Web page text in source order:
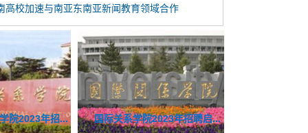
高校加速与南亚东南亚新闻教育领域合作
纲课题组招...
人才招聘启... 中国劳动关系学院2023年招...
2023年招聘启... 新加坡国立大学Prof. Zhi...